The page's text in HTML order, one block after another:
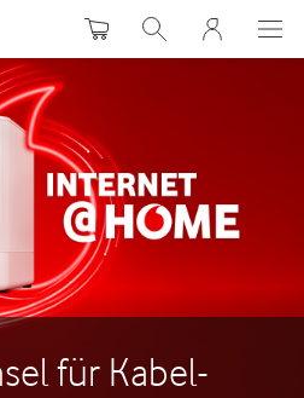
WarenkorbSuche MeinVodafone
für Kabel-